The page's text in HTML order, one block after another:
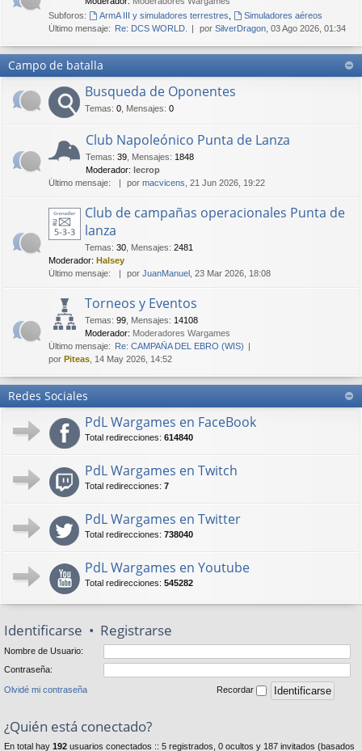
Subforos:
ArmA III y simuladores terrestres
Simuladores aéreos
Último mensaje: Re: DCS WORLD. por SilverDragon , 03 Ago 2026, 01:34
Campo de batalla
Busqueda de Oponentes
Temas: 0 Mensajes: 0
Club Napoleónico Punta de Lanza
Temas: 39 Mensajes: 1848
Moderador: lecrop
Último mensaje:
por macvicens , 21 Jun 2026, 19:22
Club de campañas operacionales Punta de
lanza
Temas: 30 Mensajes: 2481
Moderador: Halsey
Último mensaje:
por JuanManuel , 23 Mar 2026, 18:08
Torneos y Eventos
Temas: 99 Mensajes: 14108
Moderador: Moderadores Wargames
Último mensaje: Re: CAMPAÑA DEL EBRO (WIS)
por Piteas , 14 May 2026, 14:52
Redes Sociales
PdL Wargames en FaceBook
Total redirecciones: 614840
PdL Wargames en Twitch
Total redirecciones: 7
PdL Wargames en Twitter
Total redirecciones: 738040
PdL Wargames en Youtube
Total redirecciones: 545282
Identificarse • Registrarse
Nombre de Usuario:
Contraseña:
Olvidé mi contraseña Recordar
¿Quién está conectado?
En total hay 192 usuarios conectados :: 5 registrados, 0 ocultos y 187 invitados (basados